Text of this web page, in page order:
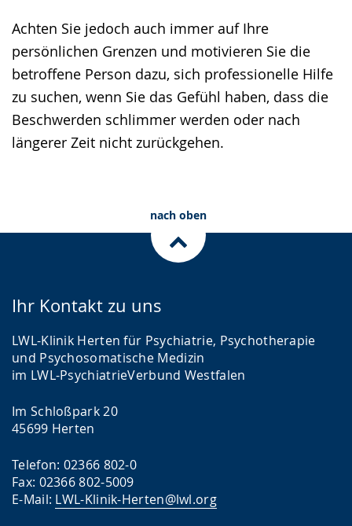
Achten Sie jedoch auch immer auf Ihre
persönlichen Grenzen und motivieren Sie die
betroffene Person dazu, sich professionelle Hilfe
zu suchen, wenn Sie das Gefühl haben, dass die
Beschwerden schlimmer werden oder nach
längerer Zeit nicht zurückgehen.
nach oben
Ihr Kontakt zu uns
LWL-Klinik Herten für Psychiatrie, Psychotherapie
und Psychosomatische Medizin
im LWL-PsychiatrieVerbund Westfalen
Im Schloßpark 20
45699 Herten
Telefon: 02366 802-0
Fax: 02366 802-5009
E-Mail: LWL-Klinik-Herten@lwl.org